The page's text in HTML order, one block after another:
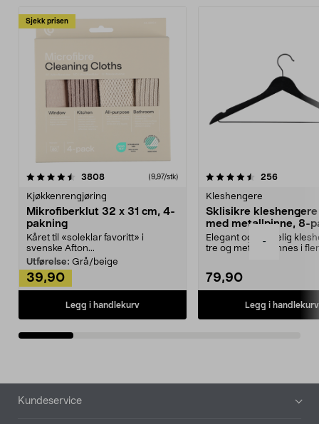
-
Sjekk prisen
3808anmeldelser(9,97/stk)
Kjøkkenrengjøring
Mikrofiberklut 32 x 31 cm, 4-
pakning
Kåret til «soleklar favoritt» i
svenske Afton...
Utførelse: Grå/beige
39,90
Legg i handlekurv
4.5av 5 stjerner 256
Kleshengere
Sklisikre
med metallpinne, 8-
Elegant og skikkelig
tre og metall – finnes i
79,90
Legg i handlekurv
4.5av 5 stjerner
Bunntekst
Kundeservice